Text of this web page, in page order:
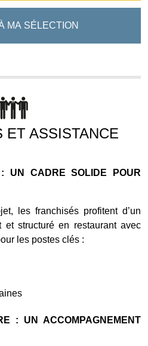
MA SÉLECTION
ET ASSISTANCE
: UN CADRE SOLIDE POUR
les franchisés profitent d’un
et structuré en restaurant avec
les postes clés :
: UN ACCOMPAGNEMENT